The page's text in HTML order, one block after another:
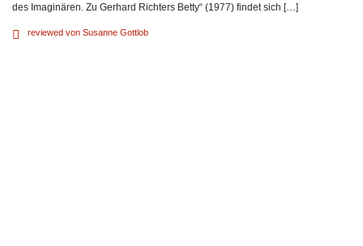
des Imaginären. Zu Gerhard Richters Betty“ (1977) findet sich […]
reviewed von Susanne Gottlob